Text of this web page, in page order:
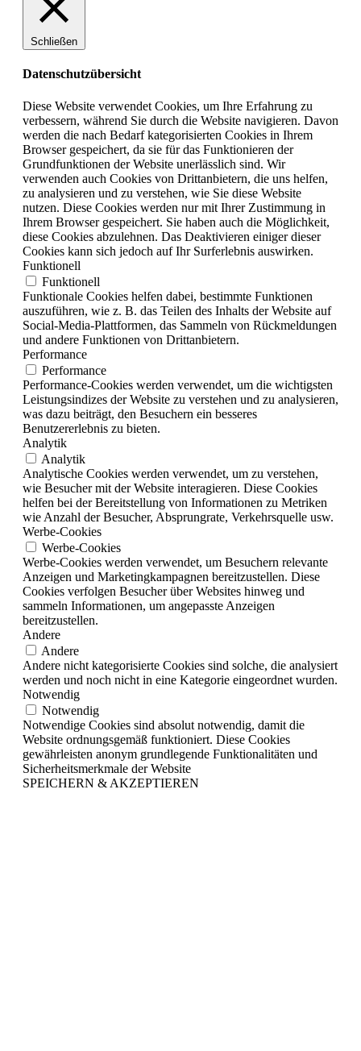
Schließen
Datenschutzübersicht
Diese Website verwendet Cookies, um Ihre Erfahrung zu
verbessern, während Sie durch die Website navigieren. Davon
werden die nach Bedarf kategorisierten Cookies in Ihrem
Browser gespeichert, da sie für das Funktionieren der
Grundfunktionen der Website unerlässlich sind. Wir
verwenden auch Cookies von Drittanbietern, die uns helfen,
zu analysieren und zu verstehen, wie Sie diese Website
nutzen. Diese Cookies werden nur mit Ihrer Zustimmung in
Ihrem Browser gespeichert. Sie haben auch die Möglichkeit,
diese Cookies abzulehnen. Das Deaktivieren einiger dieser
Cookies kann sich jedoch auf Ihr Surferlebnis auswirken.
Funktionell
Funktionell
Funktionale Cookies helfen dabei, bestimmte Funktionen
auszuführen, wie z. B. das Teilen des Inhalts der Website auf
Social-Media-Plattformen, das Sammeln von Rückmeldungen
und andere Funktionen von Drittanbietern.
Performance
Performance
Performance-Cookies werden verwendet, um die wichtigsten
Leistungsindizes der Website zu verstehen und zu analysieren,
was dazu beiträgt, den Besuchern ein besseres
Benutzererlebnis zu bieten.
Analytik
Analytik
Analytische Cookies werden verwendet, um zu verstehen,
wie Besucher mit der Website interagieren. Diese Cookies
helfen bei der Bereitstellung von Informationen zu Metriken
wie Anzahl der Besucher, Absprungrate, Verkehrsquelle usw.
Werbe-Cookies
Werbe-Cookies
Werbe-Cookies werden verwendet, um Besuchern relevante
Anzeigen und Marketingkampagnen bereitzustellen. Diese
Cookies verfolgen Besucher über Websites hinweg und
sammeln Informationen, um angepasste Anzeigen
bereitzustellen.
Andere
Andere
Andere nicht kategorisierte Cookies sind solche, die analysiert
werden und noch nicht in eine Kategorie eingeordnet wurden.
Notwendig
Notwendig
Notwendige Cookies sind absolut notwendig, damit die
Website ordnungsgemäß funktioniert. Diese Cookies
gewährleisten anonym grundlegende Funktionalitäten und
Sicherheitsmerkmale der Website
SPEICHERN & AKZEPTIEREN